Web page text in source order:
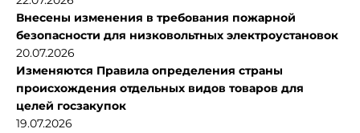
Внесены изменения в требования пожарной
безопасности для низковольтных электроустановок
20.07.2026
Изменяются Правила определения страны
происхождения отдельных видов товаров для
целей госзакупок
19.07.2026